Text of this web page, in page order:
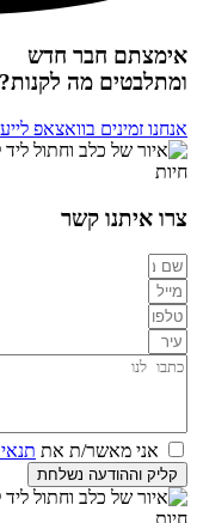
אימצתם חבר חדש
ומתלבטים מה לקנות?
אנחנו זמינים בוואצאפ
צרו איתנו קשר
אני מאשר/ת את
קליק וההודעה נשלחת